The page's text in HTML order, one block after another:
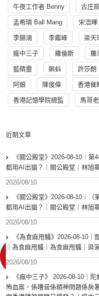
午夜工作者 Benny 古庄
孟希璘 Ball Mang 宋浩暉
李錦鴻 李鑑峰 梁天
瘋中三子 羅倫斯 羅
藍精靈 蝌蚪 許莎朗
阿銀 陳俊偉 香港催
香港記憶學院總監 馬哥
近期文章
《關公殿堂》2026-08-10︱
都用AI出貓？｜關公殿堂｜林旭
2026/08/10
《關公殿堂》2026-08-10︱
都用AI出貓？｜關公殿堂｜林旭
2026/08/10
《為食麻甩騷》2026-08-10
｜為食麻甩騷｜為食麻甩騷｜梁
2026/08/10
《瘋中三子》 2026-08-10｜
怖血案，係嘈音係精神問題係房